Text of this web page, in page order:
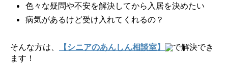
色々な疑問や不安を解決してから入居を決めたい
病気があるけど受け入れてくれるの？
そんな方は、 【シニアのあんしん相談室】
で解決でき
ます！